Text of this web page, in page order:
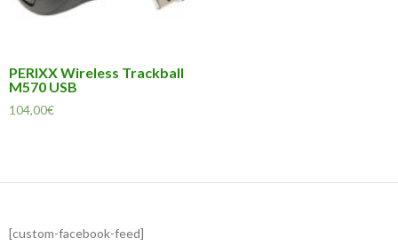
PERIXX Wireless Trackball
M570 USB
104,00€
[custom-facebook-feed]